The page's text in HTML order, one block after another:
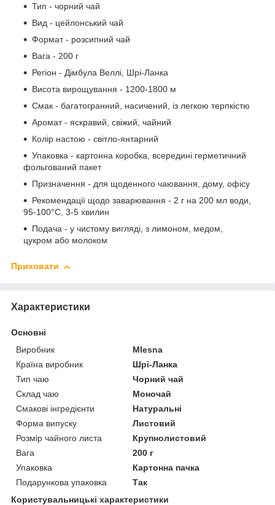
Тип - чорний чай
Вид - цейлонський чай
Формат - розсипний чай
Вага - 200 г
Регіон - Дімбула Веллі, Шрі-Ланка
Висота вирощування - 1200-1800 м
Смак - багатогранний, насичений, із легкою терпкістю
Аромат - яскравий, свіжий, чайний
Колір настою - світло-янтарний
Упаковка - картонна коробка, всередині герметичний
фольгований пакет
Призначення - для щоденного чаювання, дому, офісу
Рекомендації щодо заварювання - 2 г на 200 мл води,
95-100°C, 3-5 хвилин
Подача - у чистому вигляді, з лимоном, медом,
цукром або молоком
Приховати
Характеристики
Основні
Виробник
Mlesna
Країна виробник
Шрі-Ланка
Тип чаю
Чорний чай
Склад чаю
Моночай
Смакові інгредієнти
Натуральні
Форма випуску
Листовий
Розмір чайного листа
Крупнолистовий
Вага
200 г
Упаковка
Картонна пачка
Подарункова упаковка
Так
Користувальницькі характеристики